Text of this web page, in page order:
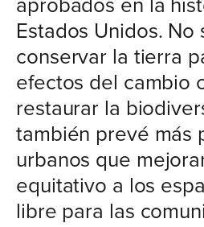
Estados Unidos. No
conservar la tierra
efectos del cambio
restaurar la
también prevé más
urbanos que
equitativo a los
libre para las